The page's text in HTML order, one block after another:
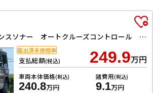
XC 4WD クリアランスソナー オートクルーズコントロール レーンアシスト 衝突被害軽減システム オートライト LEDヘッドランプ ヘッドライトウォッシャー スマートキー アイドリングストップ
支払総額(税込) 249.9万円
車両本体価格(税込)
240.8万円
諸費用(税込)
9.1万円
届出済未使用車